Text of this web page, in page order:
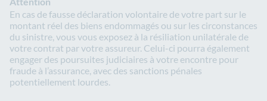
En cas de fausse déclaration volontaire de votre part sur le
montant réel des biens endommagés ou sur les circonstances
du sinistre, vous vous exposez à la résiliation unilatérale de
votre contrat par votre assureur. Celui-ci pourra également
engager des poursuites judiciaires à votre encontre pour
fraude à l’assurance, avec des sanctions pénales
potentiellement lourdes.